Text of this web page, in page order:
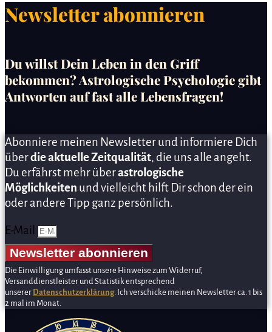
Newsletter abonnieren
Du willst Dein Leben in den Griff
bekommen? Astrologische Psychologie gibt
Antworten auf fast alle Lebensfragen!
Abonniere meinen Newsletter und informiere Dich
überdie aktuelle Zeitqualität, die uns alle angeht.
Du erfährst mehr überastrologische
Möglichkeiten und vielleicht hilft Dir schon der ein
oder andere Tipp ganz persönlich.
E-Mail
Newsletter abonnieren
Die Einwilligung umfasst unsere Hinweise zum Widerruf,
Versanddienstleister und Statistik entsprechend
unserer Datenschutzerklärung. Ich verschicke meinen Newsletter ca. 1 bis
2 mal im Monat.